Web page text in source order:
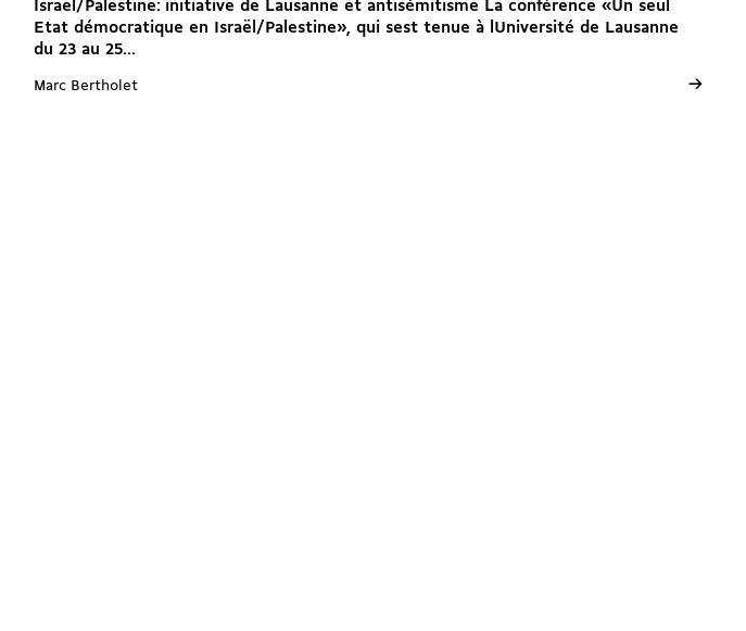
Israël/Palestine: initiative de Lausanne et antisémitisme La conférence «Un seul
Etat démocratique en Israël/Palestine», qui sest tenue à lUniversité de Lausanne
du 23 au 25...
Marc Bertholet →